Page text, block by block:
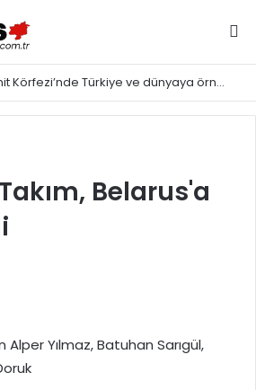
Bakan Kurum: İzmit Körfezi’nde Türkiye ve dünyaya örnek olacak proje yürütüyoruz
Belarus'a
Yılmaz, Batuhan Sarıgül,